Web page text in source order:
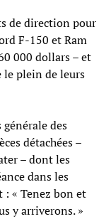
de direction pour
F-150 et Ram
000 dollars – et
le plein de leurs
des
détachées –
– dont les
dans les
: « Tenez bon et
y arriverons. »